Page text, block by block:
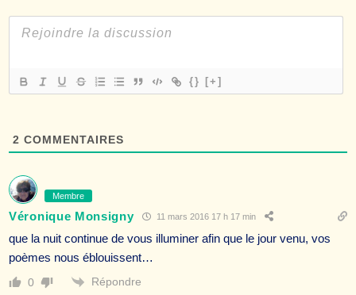
{} [+]
2 COMMENTAIRES
Membre
Véronique Monsigny 11 mars 2016 17 h 17 min
que la nuit continue de vous illuminer afin que le jour venu, vos
poèmes nous éblouissent…
0 Répondre